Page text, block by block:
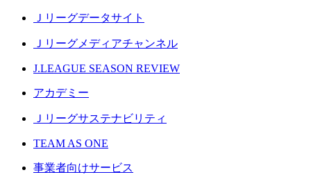
Ｊリーグデータサイト
Ｊリーグメディアチャンネル
J.LEAGUE SEASON REVIEW
アカデミー
Ｊリーグサステナビリティ
TEAM AS ONE
事業者向けサービス